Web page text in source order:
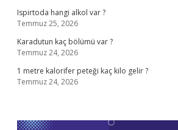
Ispirtoda hangi alkol var ?
Temmuz 25, 2026
Karadutun kaç bölümü var ?
Temmuz 24, 2026
1 metre kalorifer peteği kaç kilo gelir ?
Temmuz 24, 2026